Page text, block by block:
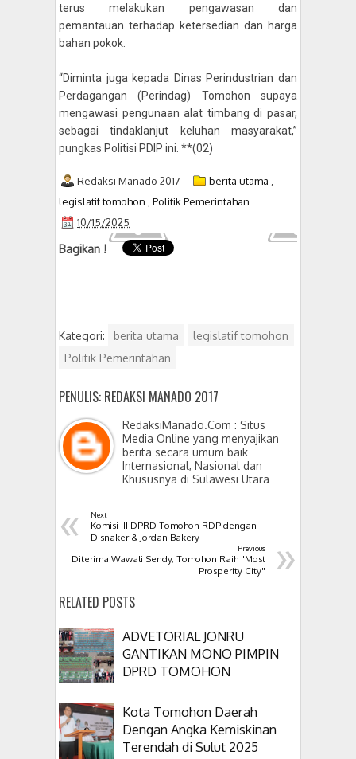
terus melakukan pengawasan dan
pemantauan terhadap ketersedian dan harga
bahan pokok.
“Diminta juga kepada Dinas Perindustrian dan
Perdagangan (Perindag) Tomohon supaya
mengawasi pengunaan alat timbang di pasar,
sebagai tindaklanjut keluhan masyarakat,”
pungkas Politisi PDIP ini. **(02)
Redaksi Manado 2017 berita utama ,
legislatif tomohon ,Politik Pemerintahan
10/15/2025
Bagikan !
Kategori: berita utama
legislatif tomohon
Politik Pemerintahan
PENULIS: REDAKSI MANADO 2017
RedaksiManado.Com : Situs
Media Online yang menyajikan
berita secara umum baik
Internasional, Nasional dan
Khususnya di Sulawesi Utara
« Next
Komisi III DPRD Tomohon RDP dengan
Disnaker & Jordan Bakery
»
Previous
Diterima Wawali Sendy, Tomohon Raih "Most
Prosperity City"
RELATED POSTS
ADVETORIAL JONRU
GANTIKAN MONO PIMPIN
DPRD TOMOHON
Kota Tomohon Daerah
Dengan Angka Kemiskinan
Terendah di Sulut 2025